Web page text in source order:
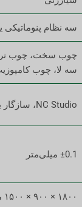
سه نظام پنوماتیکی
چوب سخت، چوب
سه لا، چوب
NC Studio، سازگار با G-code
±0.1 میلی‌متر
۱۸۰۰ × ۹۰۰ × ۱۵۰۰ میلی‌متر